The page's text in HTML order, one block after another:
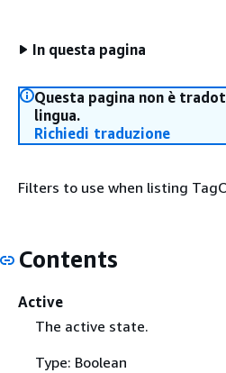
In questa pagina
Questa pagina non è
lingua.
Richiedi traduzione
Filters to use when listing
Contents
Active
The active state.
Type: Boolean